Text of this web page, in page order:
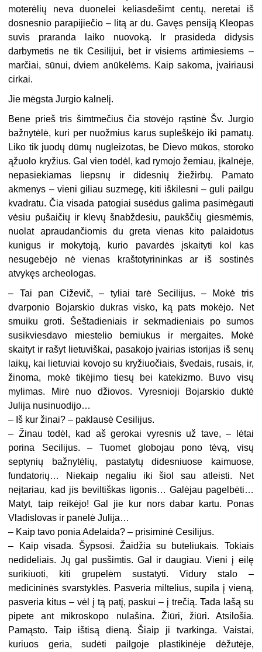
moterėlių neva duonelei keliasdešimt centų, neretai iš
dosnesnio parapijiečio – litą ar du. Gavęs pensiją Kleopas
suvis praranda laiko nuovoką. Ir prasideda didysis
darbymetis ne tik Cesilijui, bet ir visiems artimiesiems –
marčiai, sūnui, dviem anūkėlėms. Kaip sakoma, įvairiausi
cirkai.
Jie mėgsta Jurgio kalnelį.
Bene prieš tris šimtmečius čia stovėjo rąstinė Šv. Jurgio
bažnytėlė, kuri per nuožmius karus supleškėjo iki pamatų.
Liko tik juodų dūmų nugleizotas, be Dievo mūkos, storoko
ąžuolo kryžius. Gal vien todėl, kad rymojo žemiau, įkalnėje,
nepasiekiamas liepsnų ir didesnių žiežirbų. Pamato
akmenys – vieni giliau suzmegę, kiti iškilesni – guli pailgu
kvadratu. Čia visada patogiai susėdus galima pasimėgauti
vėsiu pušaičių ir klevų šnabždesiu, paukščių giesmėmis,
nuolat apraudančiomis du greta vienas kito palaidotus
kunigus ir mokytoją, kurio pavardės įskaityti kol kas
nesugebėjo nė vienas kraštotyrininkas ar iš sostinės
atvykęs archeologas.
– Tai pan Ciževič, – tyliai tarė Secilijus. – Mokė tris
dvarponio Bojarskio dukras visko, ką pats mokėjo. Net
smuiku groti. Šeštadieniais ir sekmadieniais po sumos
susikviesdavo miestelio berniukus ir mergaites. Mokė
skaityt ir rašyt lietuviškai, pasakojo įvairias istorijas iš senų
laikų, kai lietuviai kovojo su kryžiuočiais, švedais, rusais, ir,
žinoma, mokė tikėjimo tiesų bei katekizmo. Buvo visų
mylimas. Mirė nuo džiovos. Vyresnioji Bojarskio duktė
Julija nusinuodijo…
– Iš kur žinai? – paklausė Cesilijus.
– Žinau todėl, kad aš gerokai vyresnis už tave, – lėtai
porina Secilijus. – Tuomet globojau pono tėvą, visų
septynių bažnytėlių, pastatytų didesniuose kaimuose,
fundatorių… Niekaip negaliu iki šiol sau atleisti. Net
neįtariau, kad jis beviltiškas ligonis… Galėjau pagelbėti…
Matyt, taip reikėjo! Gal jie kur nors dabar kartu. Ponas
Vladislovas ir panelė Julija…
– Kaip tavo ponia Adelaida? – prisiminė Cesilijus.
–
Kaip visada. Šypsosi. Žaidžia su buteliukais. Tokiais
nedideliais. Jų gal pusšimtis. Gal ir daugiau. Vieni į eilę
surikiuoti, kiti grupelėm sustatyti. Vidury stalo –
medicininės svarstyklės. Pasveria miltelius, supila į vieną,
pasveria kitus – vėl į tą patį, paskui – į trečią. Tada lašą su
pipete ant mikroskopo nulašina. Žiūri, žiūri. Atsilošia.
Pamąsto. Taip ištisą dieną. Šiaip ji tvarkinga. Vaistai,
kuriuos geria, sudėti pailgoje plastikinėje dėžutėje,